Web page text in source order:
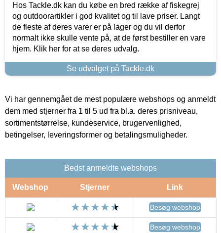
Hos Tackle.dk kan du købe en bred række af fiskegrej
og outdoorartikler i god kvalitet og til lave priser. Langt
de fleste af deres varer er på lager og du vil derfor
normalt ikke skulle vente på, at de først bestiller en vare
hjem. Klik her for at se deres udvalg.
Se udvalget på Tackle.dk
Vi har gennemgået de mest populære webshops og anmeldt
dem med stjerner fra 1 til 5 ud fra bl.a. deres prisniveau,
sortimentstørrelse, kundeservice, brugervenlighed,
betingelser, leveringsformer og betalingsmuligheder.
Bedst anmeldte webshops
Webshop Stjerner Link
Besøg webshop
Besøg webshop